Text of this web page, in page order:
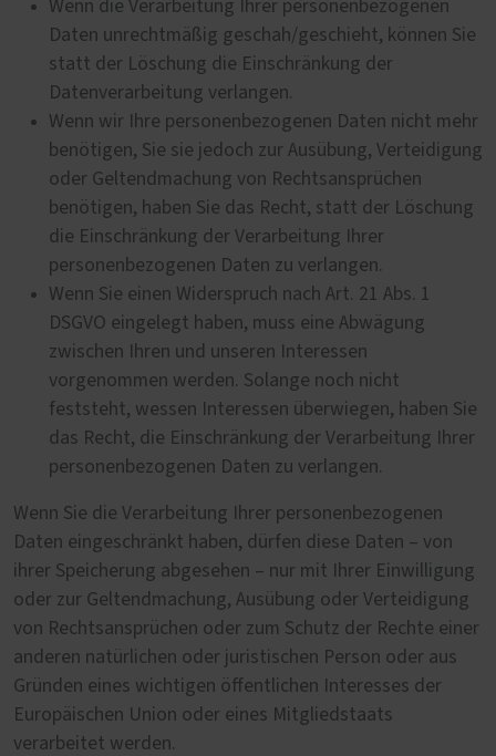
Wenn die Verarbeitung Ihrer personenbezogenen
Daten unrechtmäßig geschah/geschieht, können Sie
statt der Löschung die Einschränkung der
Datenverarbeitung verlangen.
Wenn wir Ihre personenbezogenen Daten nicht mehr
benötigen, Sie sie jedoch zur Ausübung, Verteidigung
oder Geltendmachung von Rechtsansprüchen
benötigen, haben Sie das Recht, statt der Löschung
die Einschränkung der Verarbeitung Ihrer
personenbezogenen Daten zu verlangen.
Wenn Sie einen Widerspruch nach Art. 21 Abs. 1
DSGVO eingelegt haben, muss eine Abwägung
zwischen Ihren und unseren Interessen
vorgenommen werden. Solange noch nicht
feststeht, wessen Interessen überwiegen, haben Sie
das Recht, die Einschränkung der Verarbeitung Ihrer
personenbezogenen Daten zu verlangen.
Wenn Sie die Verarbeitung Ihrer personenbezogenen
Daten eingeschränkt haben, dürfen diese Daten – von
ihrer Speicherung abgesehen – nur mit Ihrer Einwilligung
oder zur Geltendmachung, Ausübung oder Verteidigung
von Rechtsansprüchen oder zum Schutz der Rechte einer
anderen natürlichen oder juristischen Person oder aus
Gründen eines wichtigen öffentlichen Interesses der
Europäischen Union oder eines Mitgliedstaats
verarbeitet werden.